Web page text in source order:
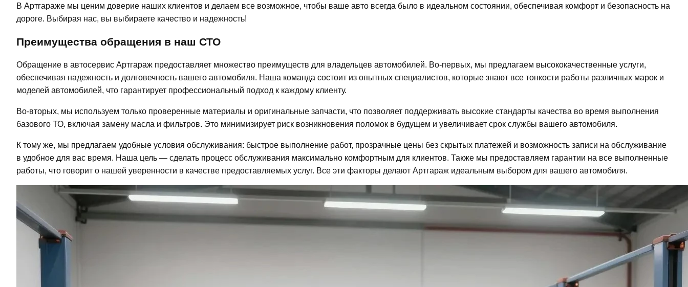
В Артгараже мы ценим доверие наших клиентов и делаем все возможное, чтобы ваше авто всегда было в идеальном состоянии, обеспечивая комфорт и безопасность на
дороге. Выбирая нас, вы выбираете качество и надежность!
Преимущества обращения в наш СТО
Обращение в автосервис Артгараж предоставляет множество преимуществ для владельцев автомобилей. Во-первых, мы предлагаем высококачественные услуги,
обеспечивая надежность и долговечность вашего автомобиля. Наша команда состоит из опытных специалистов, которые знают все тонкости работы различных марок и
моделей автомобилей, что гарантирует профессиональный подход к каждому клиенту.
Во-вторых, мы используем только проверенные материалы и оригинальные запчасти, что позволяет поддерживать высокие стандарты качества во время выполнения
базового ТО, включая замену масла и фильтров. Это минимизирует риск возникновения поломок в будущем и увеличивает срок службы вашего автомобиля.
К тому же, мы предлагаем удобные условия обслуживания: быстрое выполнение работ, прозрачные цены без скрытых платежей и возможность записи на обслуживание
в удобное для вас время. Наша цель — сделать процесс обслуживания максимально комфортным для клиентов. Также мы предоставляем гарантии на все выполненные
работы, что говорит о нашей уверенности в качестве предоставляемых услуг. Все эти факторы делают Артгараж идеальным выбором для вашего автомобиля.